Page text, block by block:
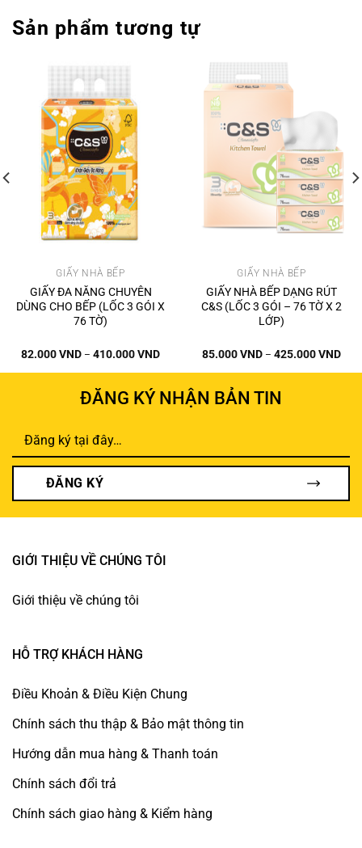
Sản phẩm tương tự
GIẤY NHÀ BẾP
GIẤY ĐA NĂNG CHUYÊN
DÙNG CHO BẾP (LỐC 3 GÓI X
76 TỜ)
82.000VND – 410.000VNDKhoảng
410.000 VND
GIẤY NHÀ BẾP
GIẤY NHÀ BẾP DẠNG RÚT
C&S (LỐC 3 GÓI – 76 TỜ X 2
LỚP)
85.000VND – 425.000VND
ĐĂNG KÝ NHẬN BẢN TIN
ĐĂNG KÝ
GIỚI THIỆU VỀ CHÚNG TÔI
Giới thiệu về chúng tôi
HỖ TRỢ KHÁCH HÀNG
Điều Khoản & Điều Kiện Chung
Chính sách thu thập & Bảo mật thông tin
Hướng dẫn mua hàng & Thanh toán
Chính sách đổi trả
Chính sách giao hàng & Kiểm hàng